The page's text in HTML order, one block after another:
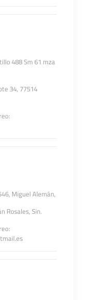
488 Sm 61 mza
34, 77514
Miguel Alemán,
Rosales, Sin.